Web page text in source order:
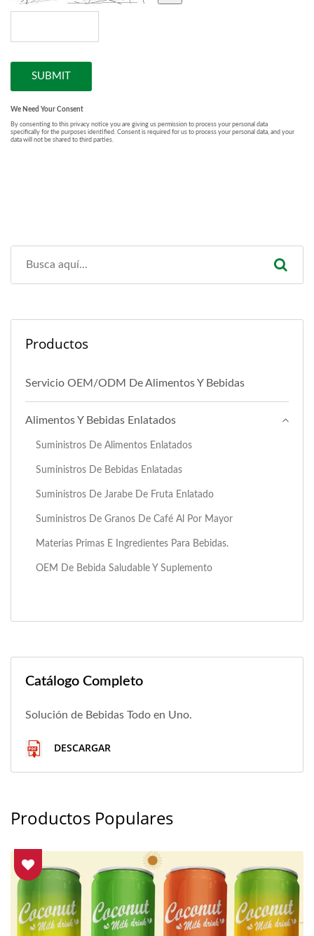
Productos
Servicio OEM/ODM De Alimentos Y Bebidas
Alimentos Y Bebidas Enlatados
Suministros De Alimentos Enlatados
Suministros De Bebidas Enlatadas
Suministros De Jarabe De Fruta Enlatado
Suministros De Granos De Café Al Por Mayor
Materias Primas E Ingredientes Para Bebidas.
OEM De Bebida Saludable Y Suplemento
Catálogo Completo
Solución de Bebidas Todo en Uno.
DESCARGAR
Productos Populares